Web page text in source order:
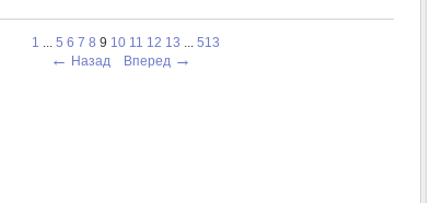
1 ... 5 6 7 8 9 10 11 12 13 ... 513
← Назад Вперед →